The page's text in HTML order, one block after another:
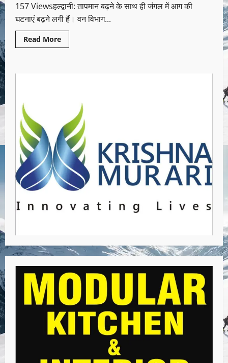
157 Viewsहल्द्वानी: तापमान बढ़ने के साथ ही जंगल में आग की
घटनाएं बढ़ने लगी हैं। वन विभाग...
Read More